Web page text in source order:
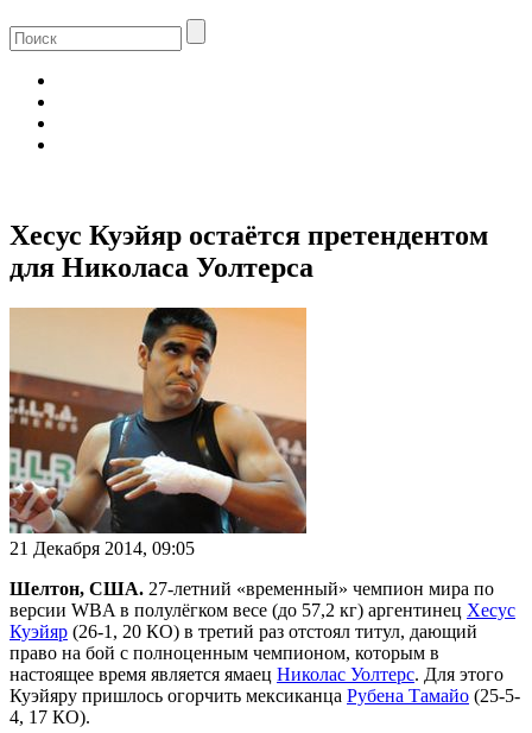
Хесус Куэйяр остаётся претендентом
для Николаса Уолтерса
21 Декабря 2014, 09:05
Шелтон, США. 27-летний «временный» чемпион мира по
версии WBA в полулёгком весе (до 57,2 кг) аргентинец Хесус
Куэйяр (26-1, 20 КО) в третий раз отстоял титул, дающий
право на бой с полноценным чемпионом, которым в
настоящее время является ямаец Николас Уолтерс. Для этого
Куэйяру пришлось огорчить мексиканца Рубена Тамайо (25-5-
4, 17 КО).